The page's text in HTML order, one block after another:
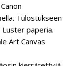
Tulostukseen
paperia.
Art Canvas